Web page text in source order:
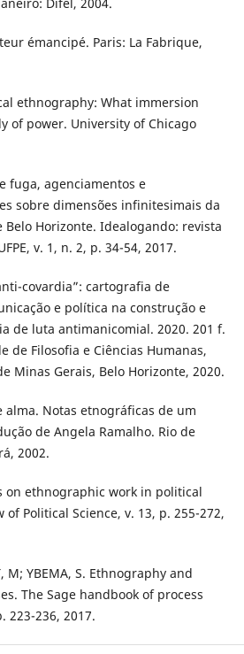
émancipé. Paris: La Fabrique,
ethnography: What immersion
of power. University of Chicago
fuga, agenciamentos e
sobre dimensões infinitesimais da
Horizonte. Idealogando: revista
v. 1, n. 2, p. 34-54, 2017.
covardia”: cartografia de
e política na construção e
de luta antimanicomial. 2020. 201 f.
de Filosofia e Ciências Humanas,
Minas Gerais, Belo Horizonte, 2020.
alma. Notas etnográficas de um
de Angela Ramalho. Rio de
2002.
on ethnographic work in political
of Political Science, v. 13, p. 255-272,
M; YBEMA, S. Ethnography and
The Sage handbook of process
223-236, 2017.